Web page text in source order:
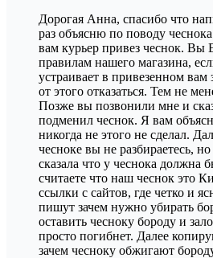
Дорогая Анна, спасибо что
раз объясню по поводу
вам курьер привез чеснок.
правилам нашего магазина,
устраивает в привезенном
от этого отказаться. Тем не
Позже вы позвонили мне и
подменил чеснок. Я вам
никогда не этого не сделал.
чесноке вы не
сказала что у чеснока должна
считаете что наш чеснок это
ссылки с сайтов, где четко и
пишут зачем нужно убирать
оставить чесноку бороду и
просто погибнет. Далее
зачем чесноку обжигают